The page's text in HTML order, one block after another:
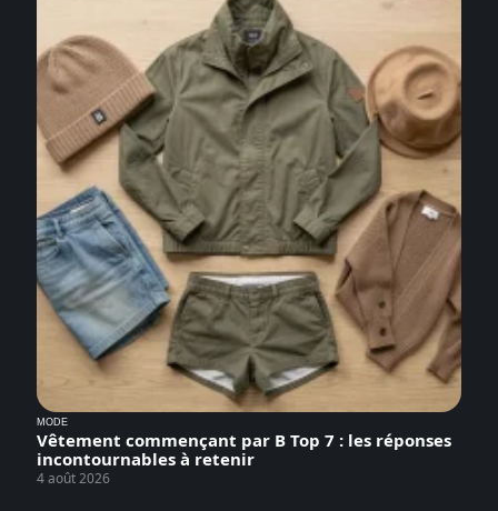
MODE
Vêtement commençant par B Top 7 : les réponses
incontournables à retenir
4 août 2026